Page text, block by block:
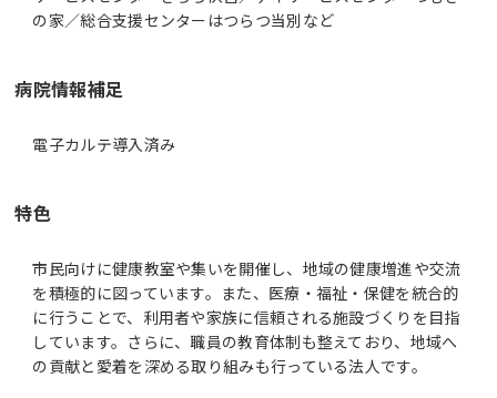
の家／総合支援センターはつらつ当別など
病院情報補足
電子カルテ導入済み
特色
市民向けに健康教室や集いを開催し、地域の健康増進や交流
を積極的に図っています。また、医療・福祉・保健を統合的
に行うことで、利用者や家族に信頼される施設づくりを目指
しています。さらに、職員の教育体制も整えており、地域へ
の貢献と愛着を深める取り組みも行っている法人です。